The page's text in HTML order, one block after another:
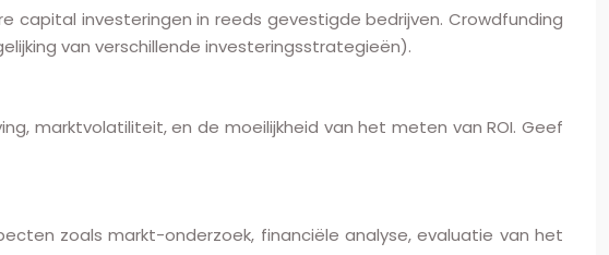
capital investeringen in reeds gevestigde bedrijven. Crowdfunding
van verschillende investeringsstrategieën).
marktvolatiliteit, en de moeilijkheid van het meten van ROI. Geef
zoals markt-onderzoek, financiële analyse, evaluatie van het